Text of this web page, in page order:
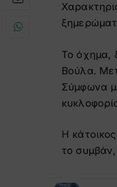
Το όχημα,
Βούλα.
Σύμφωνα
Η
το συμβάν,